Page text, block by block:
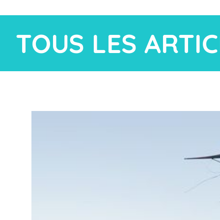
TOUS LES